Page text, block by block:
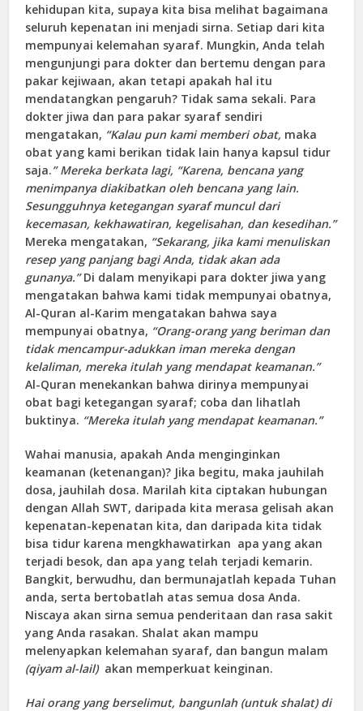
kehidupan kita, supaya kita bisa melihat bagaimana
seluruh kepenatan ini menjadi sirna. Setiap dari kita
mempunyai kelemahan syaraf. Mungkin, Anda telah
mengunjungi para dokter dan bertemu dengan para
pakar kejiwaan, akan tetapi apakah hal itu
mendatangkan pengaruh? Tidak sama sekali. Para
dokter jiwa dan para pakar syaraf sendiri
mengatakan, “Kalau pun kami memberi obat, maka
obat yang kami berikan tidak lain hanya kapsul tidur
saja.” Mereka berkata lagi, “Karena, bencana yang
menimpanya diakibatkan oleh bencana yang lain.
Sesungguhnya ketegangan syaraf muncul dari
kecemasan, kekhawatiran, kegelisahan, dan kesedihan.”
Mereka mengatakan, “Sekarang, jika kami menuliskan
resep yang panjang bagi Anda, tidak akan ada
gunanya.”Di dalam menyikapi para dokter jiwa yang
mengatakan bahwa kami tidak mempunyai obatnya,
Al-Quran al-Karim mengatakan bahwa saya
mempunyai obatnya, “Orang-orang yang beriman dan
tidak mencampur-adukkan iman mereka dengan
kelaliman, mereka itulah yang mendapat keamanan.”
Al-Quran menekankan bahwa dirinya mempunyai
obat bagi ketegangan syaraf; coba dan lihatlah
buktinya. “Mereka itulah yang mendapat keamanan.”
Wahai manusia, apakah Anda menginginkan
keamanan (ketenangan)? Jika begitu, maka jauhilah
dosa, jauhilah dosa. Marilah kita ciptakan hubungan
dengan Allah SWT, daripada kita merasa gelisah akan
kepenatan-kepenatan kita, dan daripada kita tidak
bisa tidur karena mengkhawatirkan apa yang akan
terjadi besok, dan apa yang telah terjadi kemarin.
Bangkit, berwudhu, dan bermunajatlah kepada Tuhan
anda, serta bertobatlah atas semua dosa Anda.
Niscaya akan sirna semua penderitaan dan rasa sakit
yang Anda rasakan. Shalat akan mampu
melenyapkan kelemahan syaraf, dan bangun malam
(qiyam al-lail) akan memperkuat keinginan.
Hai orang yang berselimut, bangunlah (untuk shalat) di